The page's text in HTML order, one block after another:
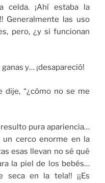
celda. ¡Ahí estaba la
Generalmente las uso
pero, ¿y si funcionan
y… ¡desapareció!
dije, “¿cómo no se me
pura apariencia…
un cerco enorme en la
esas llevan no sé qué
la piel de los bebés…
seca en la tela!! ¡¡Es